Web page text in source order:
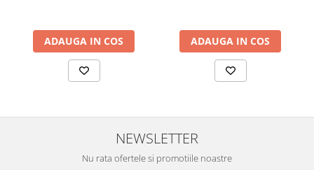
ADAUGA IN COS ADAUGA IN COS
NEWSLETTER
Nu rata ofertele si promotiile noastre